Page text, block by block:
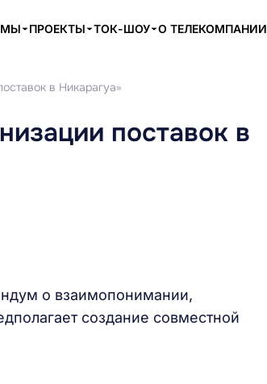
ПРОЕКТЫ ТОК-ШОУ О ТЕЛЕКОМПАНИИ
в Никарагуа»
поставок в
о взаимопонимании,
создание совместной